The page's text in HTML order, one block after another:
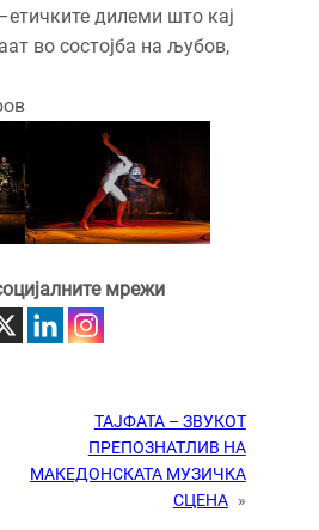
дилеми што кај
во состојба на љубов,
мрежи
ТАЈФАТА – ЗВУКОТ
ПРЕПОЗНАТЛИВ НА
МАКЕДОНСКАТА МУЗИЧКА
СЦЕНА »